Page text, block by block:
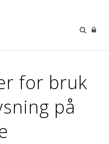
for bruk
på